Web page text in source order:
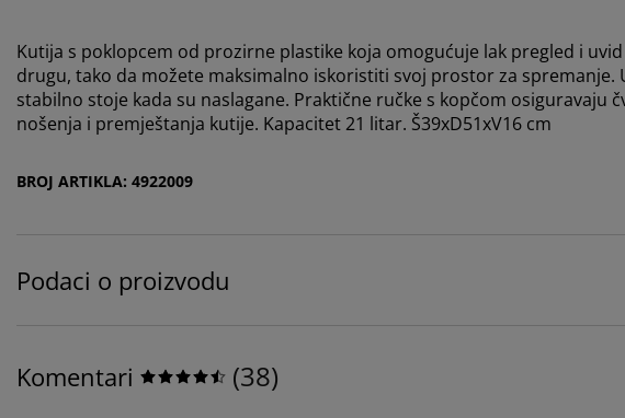
Kutija s poklopcem od prozirne plastike koja omogućuje lak pregled i
drugu, tako da možete maksimalno iskoristiti svoj prostor za
stabilno stoje kada su naslagane. Praktične ručke s kopčom osiguravaju
nošenja i premještanja kutije. Kapacitet 21 litar. Š39xD51xV16 cm
BROJ ARTIKLA: 4922009
Podaci o proizvodu
Komentari (38)